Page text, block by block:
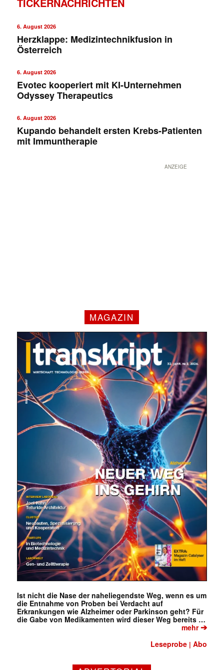
6. August 2026
Herzklappe: Medizintechnikfusion in
Österreich
6. August 2026
Evotec kooperiert mit KI-Unternehmen
Odyssey Therapeutics
6. August 2026
Kupando behandelt ersten Krebs-Patienten
mit Immuntherapie
ANZEIGE
MAGAZIN
Ist nicht die Nase der naheliegendste Weg, wenn es um
die Entnahme von Proben bei Verdacht auf
Erkrankungen wie Alzheimer oder Parkinson geht? Für
die Gabe von Medikamenten wird dieser Weg bereits …
mehr➔
Leseprobe |Abo